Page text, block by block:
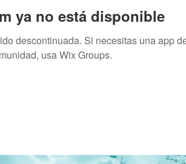
ya no está disponible
descontinuada. Si necesitas una app
usa Wix Groups.